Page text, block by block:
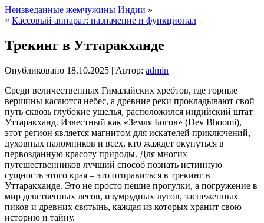
Неизведанные жемчужины Индии »
« Кассовый аппарат: назначение и функционал
Трекинг в Уттаракханде
Опубликовано 18.10.2025 | Автор: admin
Среди величественных Гималайских хребтов, где горные
вершины касаются небес, а древние реки прокладывают свой
путь сквозь глубокие ущелья, расположился индийский штат
Уттаракханд. Известный как «Земля Богов» (Dev Bhoomi),
этот регион является магнитом для искателей приключений,
духовных паломников и всех, кто жаждет окунуться в
первозданную красоту природы. Для многих
путешественников лучший способ познать истинную
сущность этого края – это отправиться в трекинг в
Уттаракханде. Это не просто пешие прогулки, а погружение в
мир девственных лесов, изумрудных лугов, заснеженных
пиков и древних святынь, каждая из которых хранит свою
историю и тайну.